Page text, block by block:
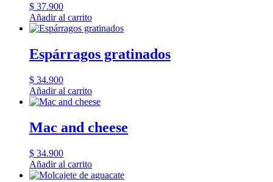
$ 37.900
Añadir al carrito
Espárragos gratinados
$ 34.900
Añadir al carrito
Mac and cheese
$ 34.900
Añadir al carrito